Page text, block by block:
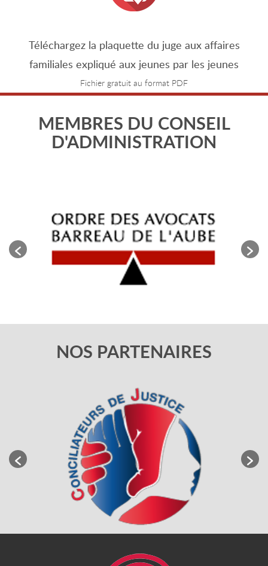
Téléchargez la plaquette du juge aux affaires
familiales expliqué aux jeunes par les jeunes
Fichier gratuit au format PDF
MEMBRES DU CONSEIL
D'ADMINISTRATION
NOS PARTENAIRES